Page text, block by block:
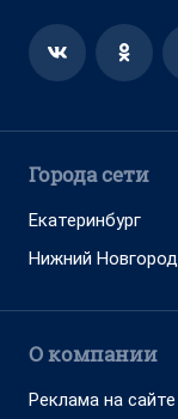
Города сети
Екатеринбург
Нижний Новгород
О компании
Реклама на сайте